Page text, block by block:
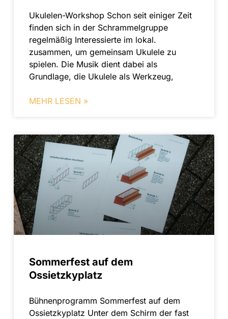
Ukulelen-Workshop Schon seit einiger Zeit
finden sich in der Schrammelgruppe
regelmäßig Interessierte im lokal.
zusammen, um gemeinsam Ukulele zu
spielen. Die Musik dient dabei als
Grundlage, die Ukulele als Werkzeug,
MEHR LESEN »
Sommerfest auf dem
Ossietzkyplatz
Bühnenprogramm Sommerfest auf dem
Ossietzkyplatz Unter dem Schirm der fast